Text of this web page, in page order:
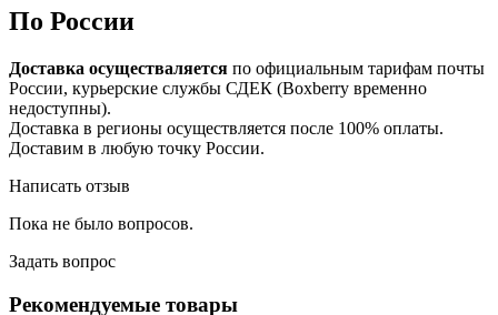
По России
Доставка осуществаляется по официальным тарифам почты
России, курьерские службы СДЕК (Boxberry временно
недоступны).
Доставка в регионы осуществляется после 100% оплаты.
Доставим в любую точку России.
Написать отзыв
Пока не было вопросов.
Задать вопрос
Рекомендуемые товары